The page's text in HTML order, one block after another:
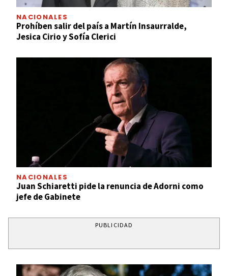
NACIONALES
Prohíben salir del país a Martín Insaurralde,
Jesica Cirio y Sofía Clerici
NACIONALES
Juan Schiaretti pide la renuncia de Adorni como
jefe de Gabinete
PUBLICIDAD